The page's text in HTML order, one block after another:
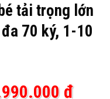
tải trọng lớn
70 ký, 1-10
₫Giá